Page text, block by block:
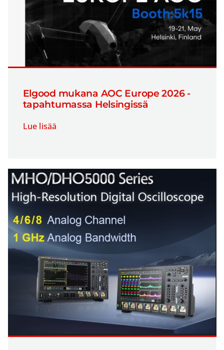
Elgood mukana AOC Europe 2026 -
tapahtumassa Helsingissä
Lue lisää